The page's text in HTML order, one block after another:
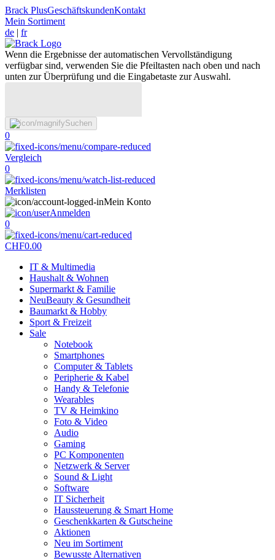
Brack PlusGeschäftskundenKontakt
Mein Sortiment
de | fr
Wenn die Ergebnisse der automatischen Vervollständigung
verfügbar sind, verwenden Sie die Pfeiltasten nach oben und nach
unten zur Überprüfung und die Eingabetaste zur Auswahl.
Suchen
0
Vergleich
0
Merklisten
Mein Konto
Anmelden
0
CHF0.00
IT & Multimedia
Haushalt & Wohnen
Supermarkt & Familie
NeuBeauty & Gesundheit
Baumarkt & Hobby
Sport & Freizeit
Sale
Notebook
Smartphones
Computer & Tablets
Peripherie & Kabel
Handy & Telefonie
Wearables
TV & Heimkino
Foto & Video
Audio
Gaming
PC Komponenten
Netzwerk & Server
Sound & Light
Software
IT Sicherheit
Haussteuerung & Smart Home
Geschenkkarten & Gutscheine
Aktionen
Neu im Sortiment
Bewusste Alternativen